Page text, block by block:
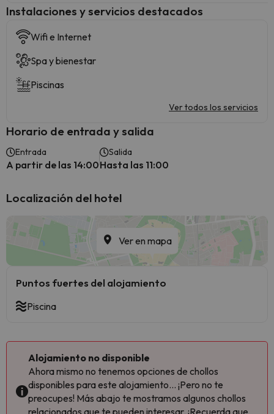
Instalaciones y servicios destacados
Wifi e Internet
Spa y bienestar
Piscinas
Ver todos los servicios
Horario de entrada y salida
Entrada
A partir de las 14:00
Salida
Hasta las 11:00
Localización del hotel
Ver en mapa
Puntos fuertes del alojamiento
Piscina
Alojamiento no disponible
Ahora mismo no tenemos opciones de chollos
disponibles para este alojamiento... ¡Pero no te
preocupes! Más abajo te mostramos algunos chollos
relacionados que te pueden interesar. ¡Recuerda que